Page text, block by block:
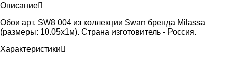
Описание
Обои арт. SW8 004 из коллекции Swan бренда Milassa
(размеры: 10.05х1м). Страна изготовитель - Россия.
Характеристики